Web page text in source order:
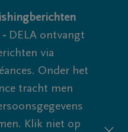
- DELA ontvangt
via
Onder het
tracht men
Klik niet op